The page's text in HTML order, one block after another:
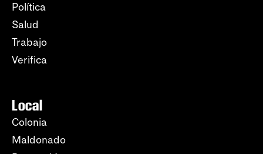
Política
Salud
Trabajo
Verifica
Local
Colonia
Maldonado